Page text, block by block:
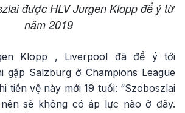
được HLV Jurgen Klopp để ý từ
năm 2019
Klopp , Liverpool đã để ý tới
gặp Salzburg ở Champions League
tiền vệ này mới 19 tuổi: “Szoboszlai
sẽ không có áp lực nào ở đây.